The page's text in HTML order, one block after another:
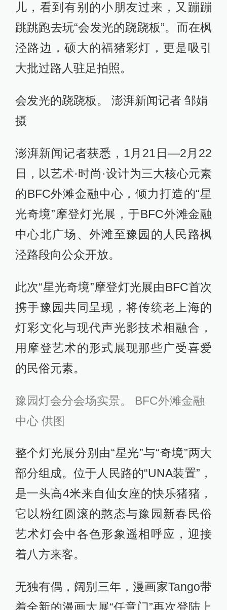
儿，看到有别的小朋友过来，又蹦蹦
跳跳跑去玩“会发光的跷跷板”。而在枫
泾路边，硕大的福猪彩灯，更是吸引
大批过路人驻足拍照。
会发光的跷跷板。 澎湃新闻记者 邹娟
摄
澎湃新闻记者获悉，1月21日—2月22
日，以艺术·时尚·设计为三大核心元素
的BFC外滩金融中心，倾力打造的“星
光奇境”摩登灯光展，于BFC外滩金融
中心北广场、外滩至豫园的人民路枫
泾路段向公众开放。
此次“星光奇境”摩登灯光展由BFC首次
携手豫园共同呈现，将传统老上海的
灯彩文化与现代声光影技术相融合，
用摩登艺术的形式展现那些广受喜爱
的民俗元素。
豫园灯会分会场实景。 BFC外滩金融
中心 供图
整个灯光展分别由“星光”与“奇境”两大
部分组成。位于人民路的“UNA装置”，
是一头高4米来自仙女座的快乐猪猪，
它以粉红圆滚的憨态与豫园新春民俗
艺术灯会中各色形象遥相呼应，迎接
着八方来客。
无独有偶，阔别三年，漫画家Tango带
着全新的漫画大展“任意门”再次登陆上